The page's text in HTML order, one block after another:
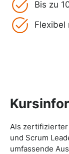
Bis zu
Flexibel
Als zertifizierter
und Scrum
umfassende